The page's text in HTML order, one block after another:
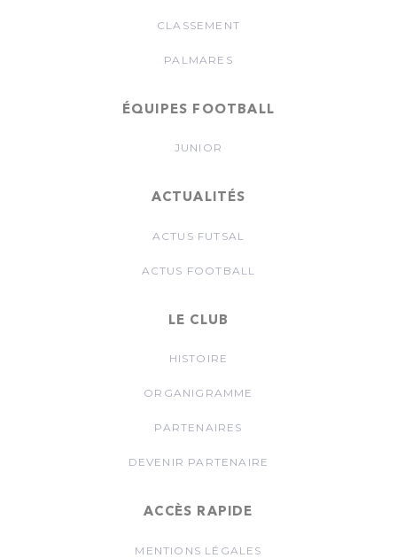
CLASSEMENT
PALMARES
ÉQUIPES FOOTBALL
JUNIOR
ACTUALITÉS
ACTUS FUTSAL
ACTUS FOOTBALL
LE CLUB
HISTOIRE
ORGANIGRAMME
PARTENAIRES
DEVENIR PARTENAIRE
ACCÈS RAPIDE
MENTIONS LÉGALES